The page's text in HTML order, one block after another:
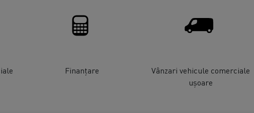
Finanțare
Vânzari vehicule comerciale
ușoare